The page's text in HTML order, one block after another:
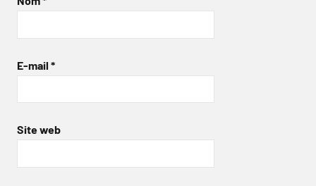
E-mail *
Site web